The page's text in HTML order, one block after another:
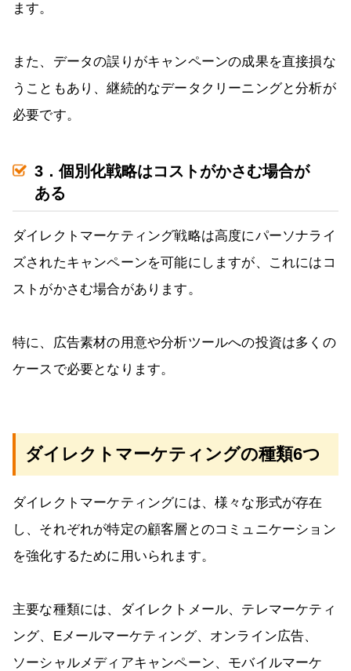
ます。
また、データの誤りがキャンペーンの成果を直接損な
うこともあり、継続的なデータクリーニングと分析が
必要です。
3．個別化戦略はコストがかさむ場合が
ある
ダイレクトマーケティング戦略は高度にパーソナライ
ズされたキャンペーンを可能にしますが、これにはコ
ストがかさむ場合があります。
特に、広告素材の用意や分析ツールへの投資は多くの
ケースで必要となります。
ダイレクトマーケティングの種類6つ
ダイレクトマーケティングには、様々な形式が存在
し、それぞれが特定の顧客層とのコミュニケーション
を強化するために用いられます。
主要な種類には、ダイレクトメール、テレマーケティ
ング、Eメールマーケティング、オンライン広告、
ソーシャルメディアキャンペーン、モバイルマーケ